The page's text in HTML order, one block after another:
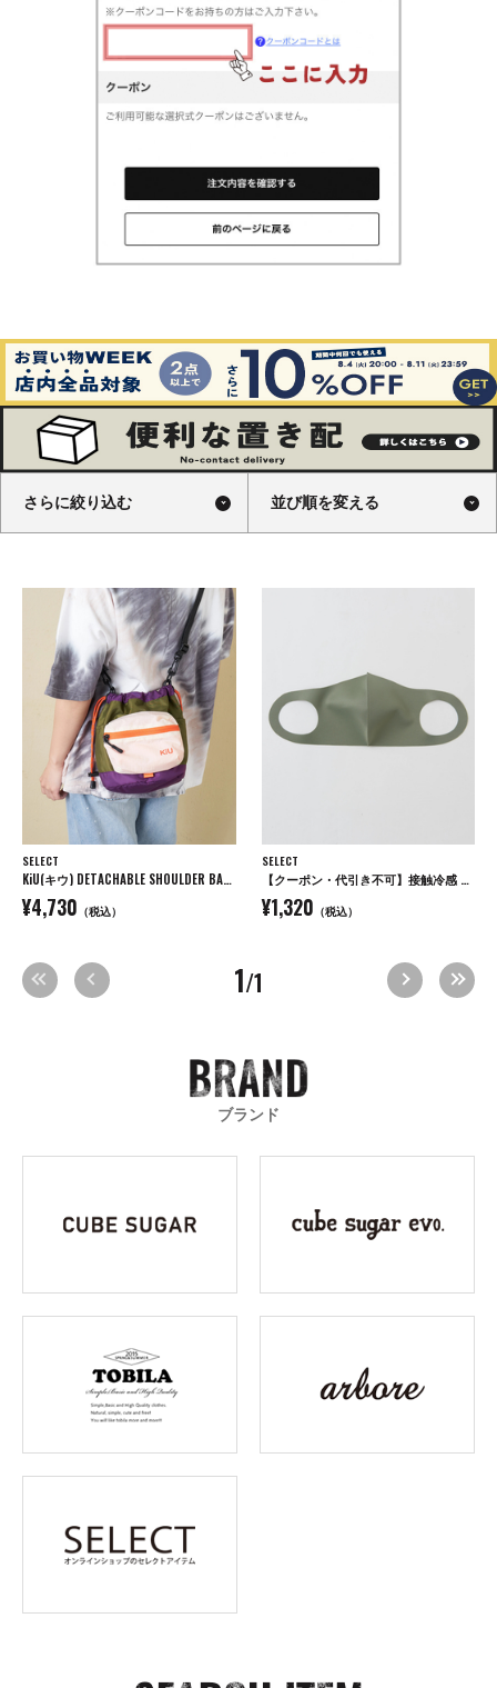
さらに絞り込む 並び順を変える
SELECT
KiU(キウ) DETACHABLE SHOULDER BAG デタッチャブルショルダーバッグ
¥4,730 （税込）
SELECT
【クーポン・代引き不可】接触冷感 ウォッシャブル UVカット 3Dマスク 3枚セット / 送料無料 / 夏用
¥1,320 （税込）
1/1
ブランド